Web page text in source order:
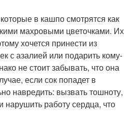
в кашпо смотрятся как
махровыми цветочками. Их
хочется принести из
с азалией или подарить кому-
не стоит забывать, что она
если сок попадет в
навредить: вызвать тошноту,
нарушить работу сердца, что